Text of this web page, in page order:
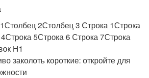
2Столбец 3 Строка 1Строка
5Строка 6 Строка 7Строка
H1
заколоть короткие: откройте для